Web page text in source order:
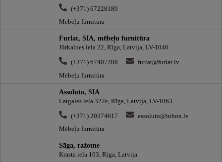
(+371) 67228189
Mēbeļu furnitūra
Furlat, SIA, mēbeļu furnitūra
Jūrkalnes iela 22, Rīga, Latvija, LV-1046
(+371) 67407288
furlat@furlat.lv
Mēbeļu furnitūra
Assoluto, SIA
Latgales iela 322e, Rīga, Latvija, LV-1063
(+371) 20374617
assoluto@inbox.lv
Mēbeļu furnitūra
Sāga, ražotne
Krasta iela 103, Rīga, Latvija